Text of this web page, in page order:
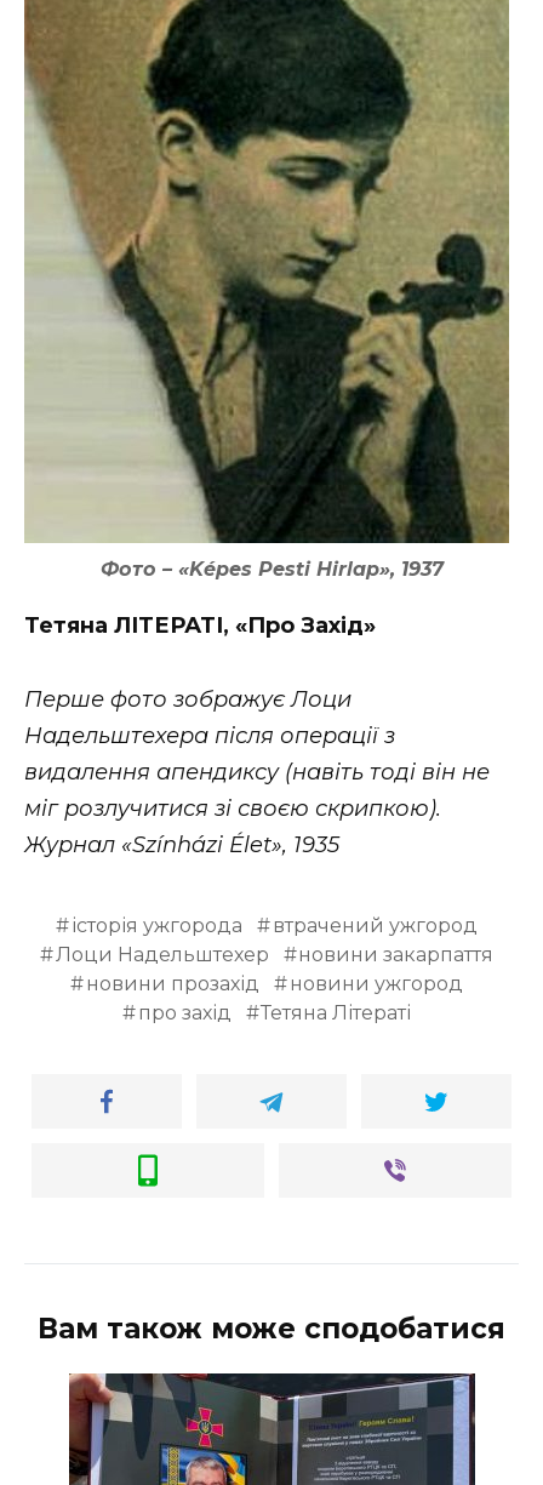
Фото – «Képes Pesti Hirlap», 1937
Тетяна ЛІТЕРАТІ, «Про Захід»
Перше фото зображує Лоци
Надельштехера після операції з
видалення апендиксу (навіть тоді він не
міг розлучитися зі своєю скрипкою).
Журнал «Színházi Élet», 1935
історія ужгорода
втрачений ужгород
Лоци Надельштехер
новини закарпаття
новини прозахід
новини ужгород
про захід
Тетяна Літераті
Вам також може сподобатися